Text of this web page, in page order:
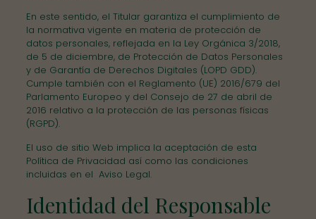
En este sentido, el Titular garantiza el cumplimiento de
la normativa vigente en materia de protección de
datos personales, reflejada en la Ley Orgánica 3/2018,
de 5 de diciembre, de Protección de Datos Personales
y de Garantía de Derechos Digitales (LOPD GDD).
Cumple también con el Reglamento (UE) 2016/679 del
Parlamento Europeo y del Consejo de 27 de abril de
2016 relativo a la protección de las personas físicas
(RGPD).
El uso de sitio Web implica la aceptación de esta
Política de Privacidad así como las condiciones
incluidas en el Aviso Legal.
Identidad del Responsable